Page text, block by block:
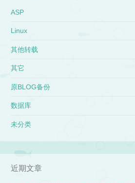
ASP
Linux
其他转载
其它
原BLOG备份
数据库
未分类
近期文章